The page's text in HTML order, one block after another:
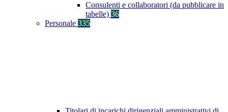
Consulenti e collaboratori (da pubblicare in
tabelle) 36
Personale 335